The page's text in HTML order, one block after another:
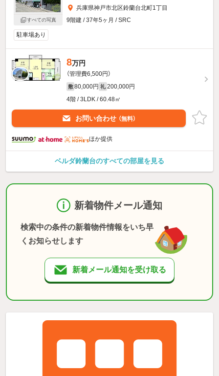
すべての写真
兵庫県神戸市北区鈴蘭台北町1丁目
9階建 / 37年5ヶ月 / SRC
駐車場あり
8万円
（管理費6,500円）
敷 80,000円 礼 200,000円
4階 / 3LDK / 60.48㎡
お問い合わせ （無料）
ほか提供
ベルダ鈴蘭台のすべての部屋を見る
新着物件メール通知
検索中の条件の新着物件情報をいち早
くお知らせします
新着メール通知を受け取る